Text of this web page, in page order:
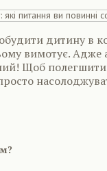
дитину в
вимотує. Адже
Щоб полегшити